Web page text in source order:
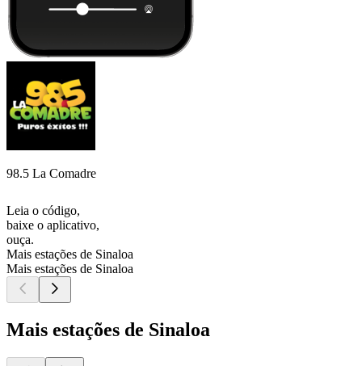
98.5 La Comadre
Leia o código,
baixe o aplicativo,
ouça.
Mais estações de Sinaloa
Mais estações de Sinaloa
Mais estações de Sinaloa